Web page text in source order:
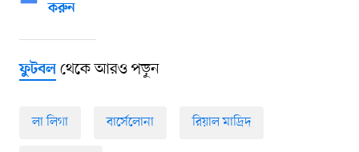
করুন
ফুটবলথেকে আরও পড়ুন
লা লিগা বার্সেলোনা রিয়াল মাদ্রিদ